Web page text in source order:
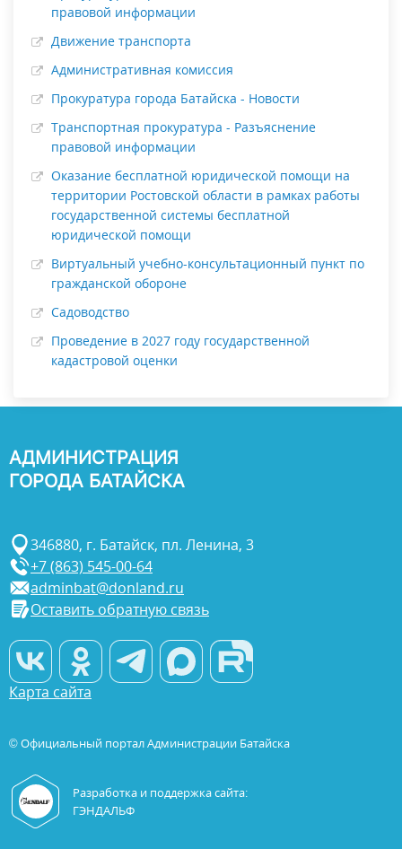
правовой информации
Движение транспорта
Административная комиссия
Прокуратура города Батайска - Новости
Транспортная прокуратура - Разъяснение
правовой информации
Оказание бесплатной юридической помощи на
территории Ростовской области в рамках работы
государственной системы бесплатной
юридической помощи
Виртуальный учебно-консультационный пункт по
гражданской обороне
Садоводство
Проведение в 2027 году государственной
кадастровой оценки
АДМИНИСТРАЦИЯ
ГОРОДА БАТАЙСКА
346880, г. Батайск, пл. Ленина, 3
+7 (863) 545-00-64
adminbat@donland.ru
Оставить обратную связь
Карта сайта
© Официальный портал Администрации Батайска
Разработка и поддержка сайта:
ГЭНДАЛЬФ